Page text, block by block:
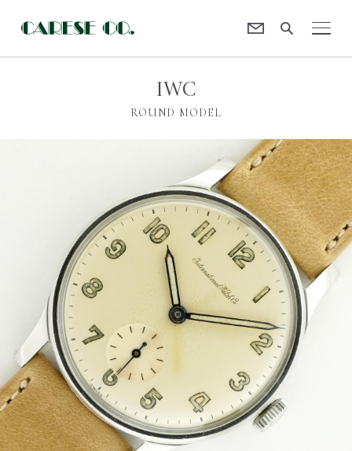
IWC
ROUND MODEL